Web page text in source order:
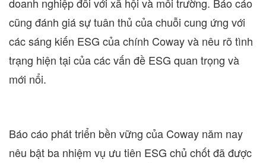
cũng đánh giá sự tuân thủ của chuỗi cung ứng với
các sáng kiến ESG của chính Coway và nêu rõ tình
trạng hiện tại của các vấn đề ESG quan trọng và
mới nổi.
Báo cáo phát triển bền vững của Coway năm nay
nêu bật ba nhiệm vụ ưu tiên ESG chủ chốt đã được